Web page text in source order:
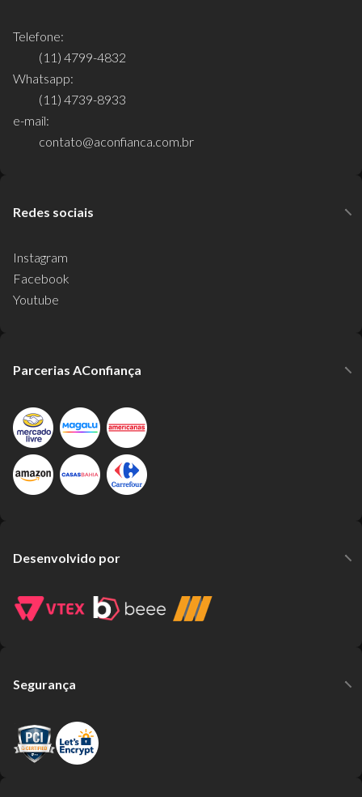
Telefone:
(11) 4799-4832
Whatsapp:
(11) 4739-8933
e-mail:
contato@aconfianca.com.br
Redes sociais
Instagram
Facebook
Youtube
Parcerias AConfiança
Desenvolvido por
Segurança